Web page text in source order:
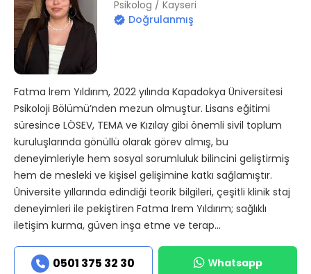
Psikolog / Kayseri
Doğrulanmış
Fatma İrem Yıldırım, 2022 yılında Kapadokya Üniversitesi
Psikoloji Bölümü’nden mezun olmuştur. Lisans eğitimi
süresince LÖSEV, TEMA ve Kızılay gibi önemli sivil toplum
kuruluşlarında gönüllü olarak görev almış, bu
deneyimleriyle hem sosyal sorumluluk bilincini geliştirmiş
hem de mesleki ve kişisel gelişimine katkı sağlamıştır.
Üniversite yıllarında edindiği teorik bilgileri, çeşitli klinik staj
deneyimleri ile pekiştiren Fatma İrem Yıldırım; sağlıklı
iletişim kurma, güven inşa etme ve terap...
0501 375 32 30 Whatsapp